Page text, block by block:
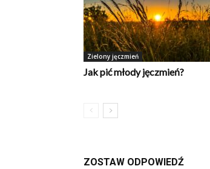
Zielony jęczmień
Jak pić młody jęczmień?
ZOSTAW ODPOWIEDŹ